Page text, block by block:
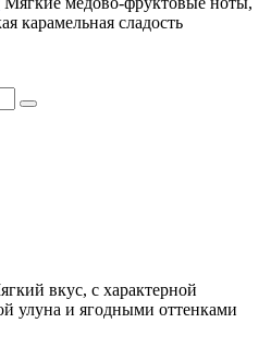
карамельная сладость
вкус, с характерной
улуна и ягодными оттенками